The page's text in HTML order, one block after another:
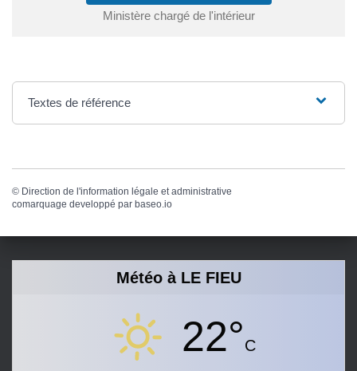
Ministère chargé de l'intérieur
Textes de référence
© Direction de l'information légale et administrative
comarquage developpé par baseo.io
Météo à LE FIEU
22°C